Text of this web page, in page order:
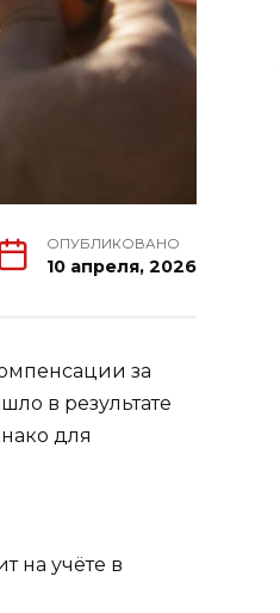
ОПУБЛИКОВАНО
10 апреля, 2026
за
в результате
для
на учёте в